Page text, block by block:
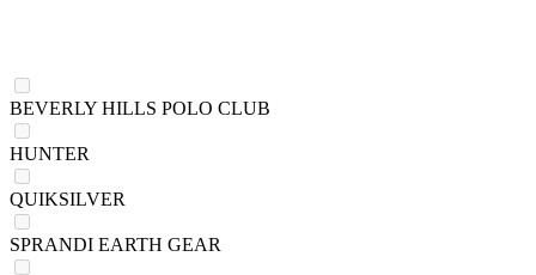
BEVERLY HILLS POLO CLUB
HUNTER
QUIKSILVER
SPRANDI EARTH GEAR